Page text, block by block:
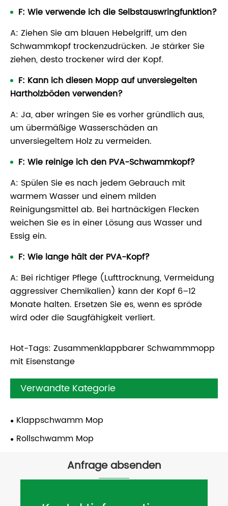
F: Wie verwende ich die Selbstauswringfunktion?
A: Ziehen Sie am blauen Hebelgriff, um den
Schwammkopf trockenzudrücken. Je stärker Sie
ziehen, desto trockener wird der Kopf.
F: Kann ich diesen Mopp auf unversiegelten
Hartholzböden verwenden?
A: Ja, aber wringen Sie es vorher gründlich aus,
um übermäßige Wasserschäden an
unversiegeltem Holz zu vermeiden.
F: Wie reinige ich den PVA-Schwammkopf?
A: Spülen Sie es nach jedem Gebrauch mit
warmem Wasser und einem milden
Reinigungsmittel ab. Bei hartnäckigen Flecken
weichen Sie es in einer Lösung aus Wasser und
Essig ein.
F: Wie lange hält der PVA-Kopf?
A: Bei richtiger Pflege (Lufttrocknung, Vermeidung
aggressiver Chemikalien) kann der Kopf 6–12
Monate halten. Ersetzen Sie es, wenn es spröde
wird oder die Saugfähigkeit verliert.
Hot-Tags: Zusammenklappbarer Schwammmopp
mit Eisenstange
Verwandte Kategorie
Klappschwamm Mop
Rollschwamm Mop
Anfrage absenden